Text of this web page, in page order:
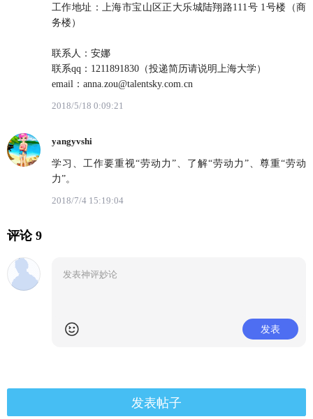
工作地址：上海市宝山区正大乐城陆翔路111号 1号楼（商
务楼）
联系人：安娜
联系qq：1211891830（投递简历请说明上海大学）
email：anna.zou@talentsky.com.cn
2018/5/18 0:09:21
yangyvshi
学习、工作要重视“劳动力”、了解“劳动力”、尊重“劳动
力”。
2018/7/4 15:19:04
评论 9
发表
发表帖子